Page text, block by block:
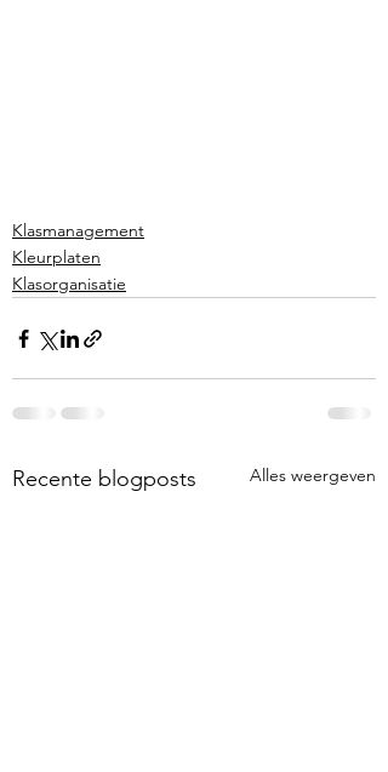
Klasmanagement
Kleurplaten
Klasorganisatie
Recente blogposts Alles weergeven